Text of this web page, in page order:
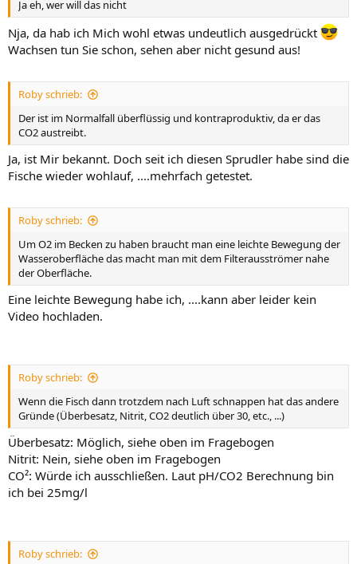
Ja eh, wer will das nicht
Nja, da hab ich Mich wohl etwas undeutlich ausgedrückt
Wachsen tun Sie schon, sehen aber nicht gesund aus!
Roby schrieb:
Der ist im Normalfall überflüssig und kontraproduktiv, da er das
CO2 austreibt.
Ja, ist Mir bekannt. Doch seit ich diesen Sprudler habe sind die
Fische wieder wohlauf, ....mehrfach getestet.
Roby schrieb:
Um O2 im Becken zu haben braucht man eine leichte Bewegung der
Wasseroberfläche das macht man mit dem Filterausströmer nahe
der Oberfläche.
Eine leichte Bewegung habe ich, ....kann aber leider kein
Video hochladen.
Roby schrieb:
Wenn die Fisch dann trotzdem nach Luft schnappen hat das andere
Gründe (Überbesatz, Nitrit, CO2 deutlich über 30, etc., ...)
Überbesatz: Möglich, siehe oben im Fragebogen
Nitrit: Nein, siehe oben im Fragebogen
CO²: Würde ich ausschließen. Laut pH/CO2 Berechnung bin
ich bei 25mg/l
Roby schrieb: